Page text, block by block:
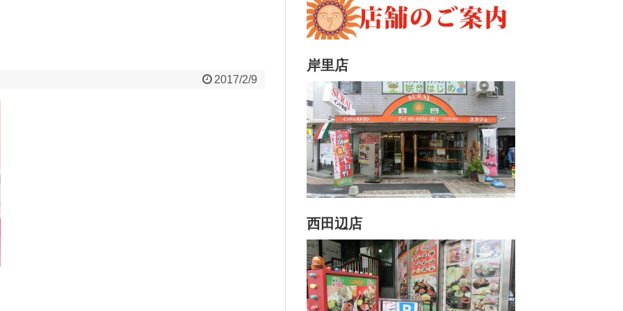
2017/2/9
岸里店
西田辺店